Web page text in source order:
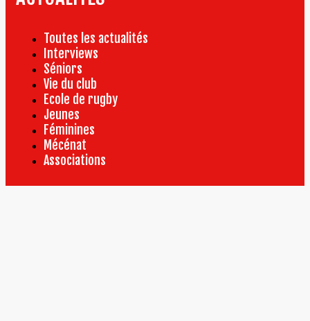
Toutes les actualités
Interviews
Séniors
Vie du club
Ecole de rugby
Jeunes
Féminines
Mécénat
Associations